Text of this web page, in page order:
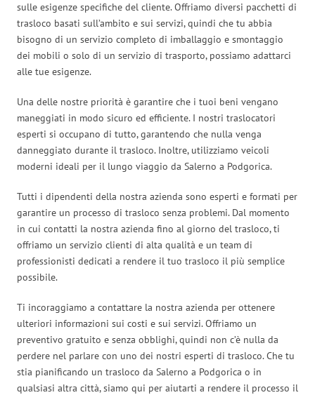
sulle esigenze specifiche del cliente. Offriamo diversi pacchetti di
trasloco basati sull’ambito e sui servizi, quindi che tu abbia
bisogno di un servizio completo di imballaggio e smontaggio
dei mobili o solo di un servizio di trasporto, possiamo adattarci
alle tue esigenze.
Una delle nostre priorità è garantire che i tuoi beni vengano
maneggiati in modo sicuro ed efficiente. I nostri traslocatori
esperti si occupano di tutto, garantendo che nulla venga
danneggiato durante il trasloco. Inoltre, utilizziamo veicoli
moderni ideali per il lungo viaggio da Salerno a Podgorica.
Tutti i dipendenti della nostra azienda sono esperti e formati per
garantire un processo di trasloco senza problemi. Dal momento
in cui contatti la nostra azienda fino al giorno del trasloco, ti
offriamo un servizio clienti di alta qualità e un team di
professionisti dedicati a rendere il tuo trasloco il più semplice
possibile.
Ti incoraggiamo a contattare la nostra azienda per ottenere
ulteriori informazioni sui costi e sui servizi. Offriamo un
preventivo gratuito e senza obblighi, quindi non c’è nulla da
perdere nel parlare con uno dei nostri esperti di trasloco. Che tu
stia pianificando un trasloco da Salerno a Podgorica o in
qualsiasi altra città, siamo qui per aiutarti a rendere il processo il